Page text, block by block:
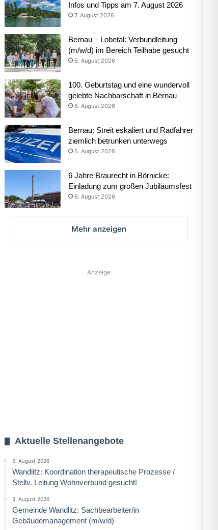
Infos und Tipps am 7. August 2026
7. August 2026
Bernau – Lobetal: Verbundleitung
(m/w/d) im Bereich Teilhabe gesucht
6. August 2026
100. Geburtstag und eine wundervoll
gelebte Nachbarschaft in Bernau
6. August 2026
Bernau: Streit eskaliert und Radfahrer
ziemlich betrunken unterwegs
6. August 2026
6 Jahre Braurecht in Börnicke:
Einladung zum großen Jubiläumsfest
6. August 2026
Mehr anzeigen
Anzeige
Aktuelle Stellenangebote
5. August 2026
Wandlitz: Koordination therapeutische Prozesse /
Stellv. Leitung Wohnverbund gesucht!
3. August 2026
Gemeinde Wandlitz: Sachbearbeiter/in
Gebäudemanagement (m/w/d)